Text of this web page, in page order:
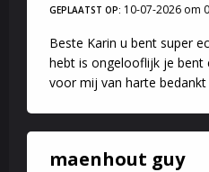
GEPLAATST OP: 10-07-2026 om
Beste Karin u bent super
hebt is ongelooflijk je bent
voor mij van harte
maenhout guy